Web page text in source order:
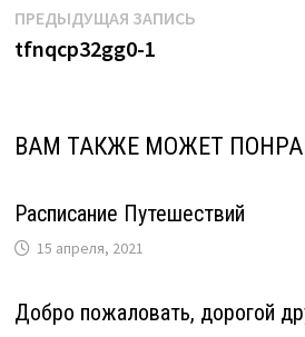
Навигация
по
ПРЕДЫДУЩАЯ ЗАПИСЬПредыдущая
tfnqcp32gg0-1
ВАМ ТАКЖЕ МОЖЕТ
Расписание Путешествий
15 апреля, 2021
Добро пожаловать, дорогой